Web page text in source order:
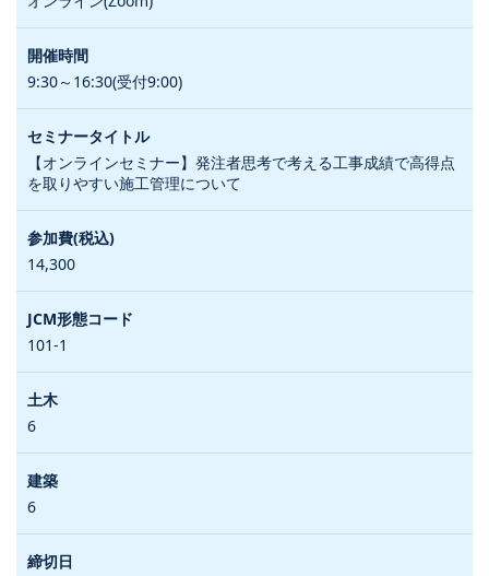
9:30～16:30(受付9:00)
【オンラインセミナー】発注者思考で考える工事成績で高得点
を取りやすい施工管理について
14,300
101-1
6
6